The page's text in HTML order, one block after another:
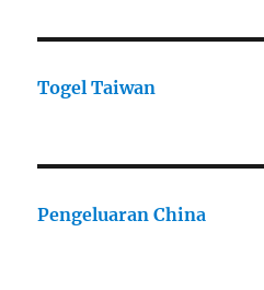
Togel Taiwan
Pengeluaran China